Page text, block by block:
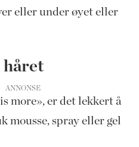
eller under øyet eller
håret
more», er det lekkert å
mousse, spray eller gel